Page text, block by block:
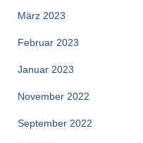
März 2023
Februar 2023
Januar 2023
November 2022
September 2022